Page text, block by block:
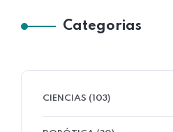
Categorias
CIENCIAS (103)